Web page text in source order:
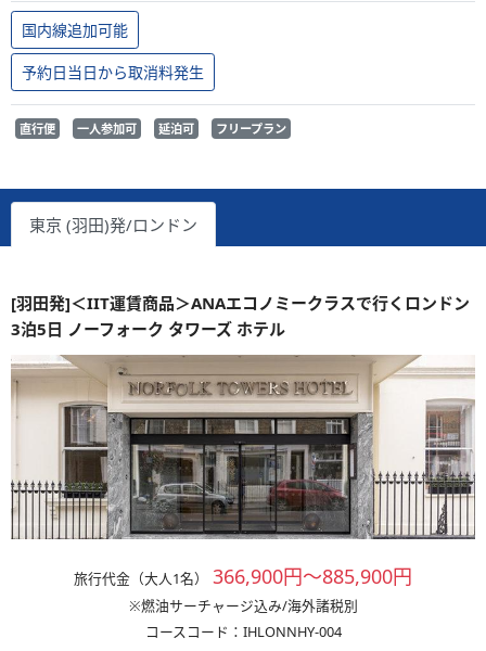
国内線追加可能
予約日当日から取消料発生
直行便 一人参加可 延泊可 フリープラン
東京 (羽田)発/ロンドン
[羽田発]＜IIT運賃商品＞ANAエコノミークラスで行くロンドン
3泊5日 ノーフォーク タワーズ ホテル
旅行代金（大人1名） 366,900円～885,900円
※燃油サーチャージ込み/海外諸税別
コースコード：IHLONNHY-004